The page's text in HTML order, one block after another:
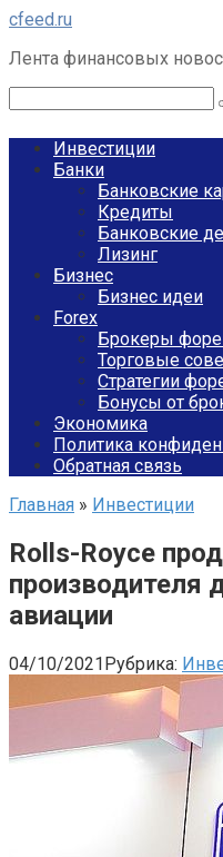
Перейти
контенту
cfeed.ru
Лента финансовых
Инвестиции
Банки
Банковские
Кредиты
Банковские
Лизинг
Бизнес
Бизнес идеи
Forex
Брокеры
Торговые
Стратегии
Бонусы от
Экономика
Политика
Обратная связь
Главная » Инвестиции
Rolls-Royce
производителя
авиации
04/10/2021Рубрика: